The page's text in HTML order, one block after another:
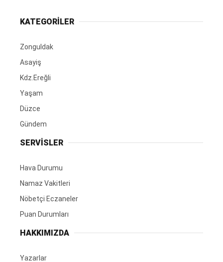
KATEGORİLER
Zonguldak
Asayiş
Kdz.Ereğli
Yaşam
Düzce
Gündem
SERVİSLER
Hava Durumu
Namaz Vakitleri
Nöbetçi Eczaneler
Puan Durumları
HAKKIMIZDA
Yazarlar